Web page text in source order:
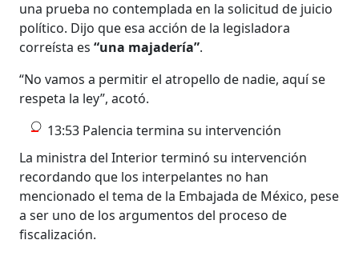
una prueba no contemplada en la solicitud de juicio
político. Dijo que esa acción de la legisladora
correísta es“una majadería”.
“No vamos a permitir el atropello de nadie, aquí se
respeta la ley”, acotó.
13:53 Palencia termina su intervención
La ministra del Interior terminó su intervención
recordando que los interpelantes no han
mencionado el tema de la Embajada de México, pese
a ser uno de los argumentos del proceso de
fiscalización.